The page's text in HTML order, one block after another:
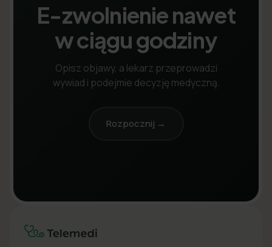
E-zwolnienie nawet
w ciągu godziny
Opisz objawy, a lekarz przeprowadzi
wywiad i podejmie decyzję medyczną.
Rozpocznij →